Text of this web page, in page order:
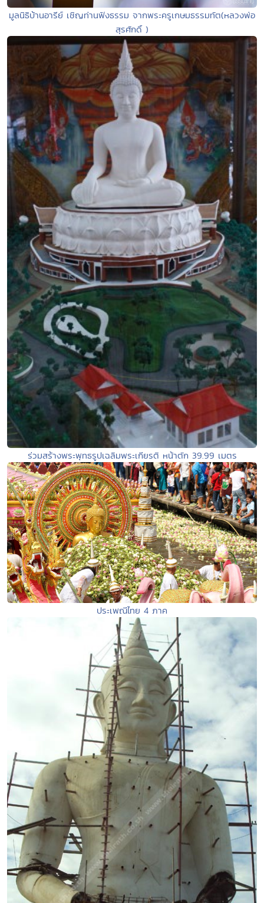
มูลนิธิบ้านอารีย์ เชิญท่านฟังธรรม จากพระครูเกษมธรรมทัต(หลวงพ่อ
สุรศักดิ์ )
ร่วมสร้างพระพุทธรูปเฉลิมพระเกียรติ หน้าตัก 39.99 เมตร
ประเพณีไทย 4 ภาค